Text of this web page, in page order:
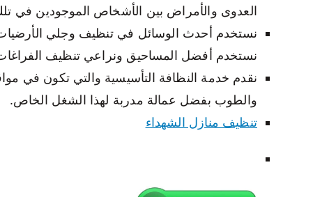
العدوى والأمراض بين الأشخاص الموجودين في
نستخدم أحدث الوسائل في تنظيف وجلي
نستخدم أفضل المساحيق ونراعي تنظيف
نقدم خدمة النظافة التأسيسية والتي تكون في
والطوب بفضل عمالة مدربة لهذا الشغل الخاص.
تنظيف منازل الشهداء